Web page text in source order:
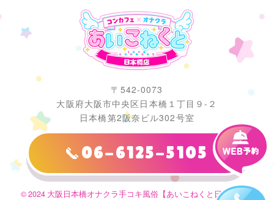
〒542-0073
大阪府大阪市中央区日本橋１丁目９-２
日本橋第2阪奈ビル302号室
06-6125-5105
© 2024 大阪日本橋オナクラ手コキ風俗【あいこねくと日本橋店】